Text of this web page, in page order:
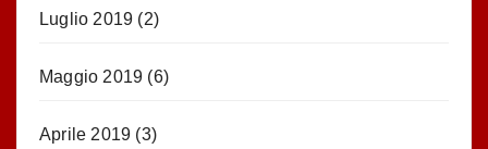
Luglio 2019 (2)
Maggio 2019 (6)
Aprile 2019 (3)